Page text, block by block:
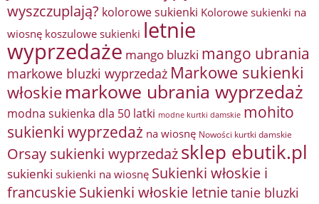
wyszczuplają? kolorowe sukienki Kolorowe sukienki na
wiosnę koszulowe sukienki letnie
wyprzedaże mango bluzki mango ubrania
markowe bluzki wyprzedaż Markowe sukienki
włoskie markowe ubrania wyprzedaż
modna sukienka dla 50 latki modne kurtki damskie mohito
sukienki wyprzedaż na wiosnę Nowości kurtki damskie
Orsay sukienki wyprzedażsklep ebutik.pl
sukienki sukienki na wiosnę Sukienki włoskie i
francuskieSukienki włoskie letnietanie bluzki